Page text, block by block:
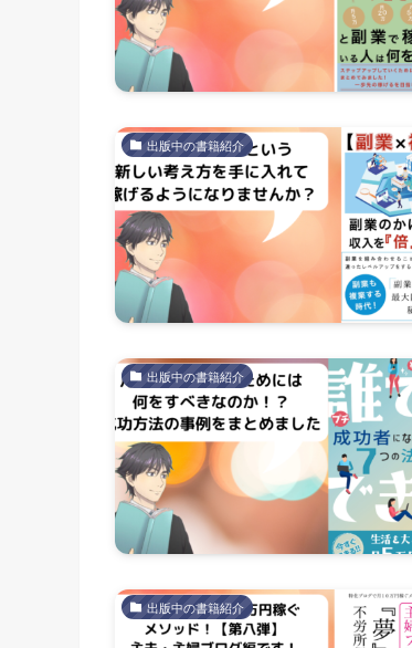
出版中の書籍紹介
出版中の書籍紹介
出版中の書籍紹介